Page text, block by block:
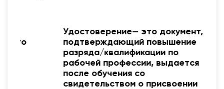
Удостоверение— это документ,
подтверждающий повышение
разряда/квалификации по
рабочей профессии, выдается
после обучения со
свидетельством о присвоении